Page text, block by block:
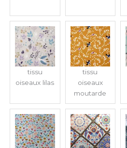
tissu
oiseaux lilas
tissu
oiseaux
moutarde